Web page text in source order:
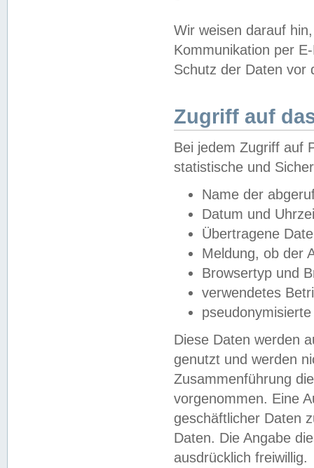
Wir weisen darauf
Kommunikation per
Schutz der Daten vor
Zugriff auf
Bei jedem Zugriff auf
statistische und
Name der
Datum und
Übertragene
Meldung, ob der
Browsertyp und
verwendetes
Diese Daten werden
genutzt und werden
Zusammenführung
vorgenommen. Eine
geschäftlicher Daten
Daten. Die Angabe
ausdrücklich freiwillig.